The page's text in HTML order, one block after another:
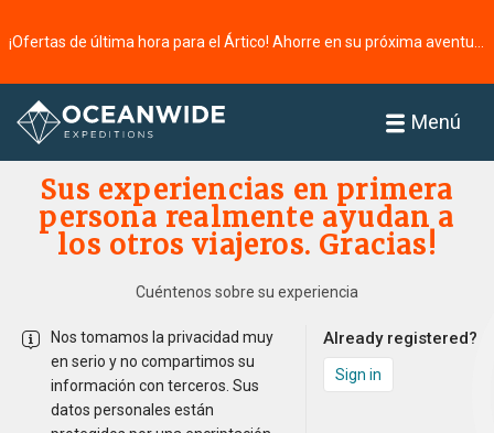
Menú
Página principal
Sus experiencias en primera
persona realmente ayudan a
los otros viajeros. Gracias!
Cuéntenos sobre su experiencia
Nos tomamos la privacidad muy
en serio y no compartimos su
información con terceros. Sus
datos personales están
Already registered?
Sign in